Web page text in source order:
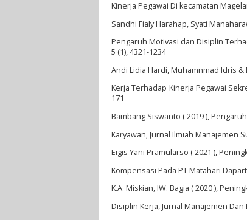
Kinerja Pegawai Di kecamatan
Sandhi Fialy Harahap, Syati
Pengaruh Motivasi dan Disiplin
5 (1), 4321-1234
Andi Lidia Hardi, Muhamnmad Idris
Kerja Terhadap Kinerja Pegawai
171
Bambang Siswanto ( 2019 ),
Karyawan, Jurnal Ilmiah Manajemen
Eigis Yani Pramularso ( 2021 ),
Kompensasi Pada PT Matahari
K.A. Miskian, IW. Bagia ( 2020 ),
Disiplin Kerja, Jurnal Manajemen Dan